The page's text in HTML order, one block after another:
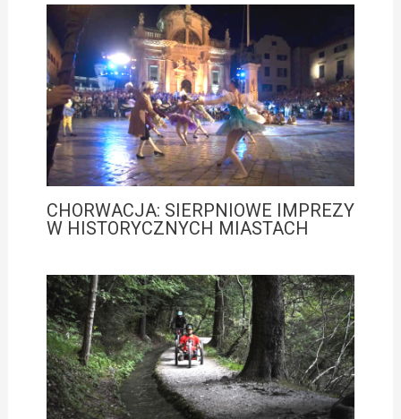
CHORWACJA: SIERPNIOWE IMPREZY
W HISTORYCZNYCH MIASTACH